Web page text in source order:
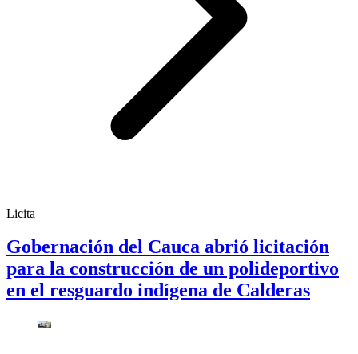
Licita
Gobernación del Cauca abrió licitación
para la construcción de un polideportivo
en el resguardo indígena de Calderas